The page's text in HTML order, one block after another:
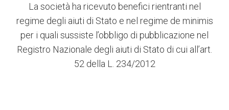
La società ha ricevuto benefici rientranti nel
regime degli aiuti di Stato e nel regime de minimis
per i quali sussiste l’obbligo di pubblicazione nel
Registro Nazionale degli aiuti di Stato di cui all’art.
52 della L. 234/2012